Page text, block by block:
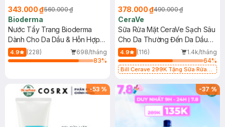
343.000 ₫560.000 ₫
Bioderma
Nước Tẩy Trang Bioderma
Dành Cho Da Dầu & Hỗn Hợp
500ml
4.9 (228)
698/tháng
83%
378.000 ₫490.000 ₫
CeraVe
Sữa Rửa Mặt CeraVe Sạch Sâu
Cho Da Thường Đến Da Dầu
473ml
4.9 (116)
1.4k/tháng
64%
Bill Cerave 299K Tặng Sữa Rửa
-53 % -37%